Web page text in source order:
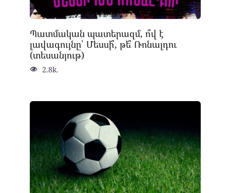
Պատմական պատերազմ, ո՞վ է
լավագույնը՝ Մեսսի՞, թե՞ Ռոնալդու
(տեսանյութ)
2.8k.